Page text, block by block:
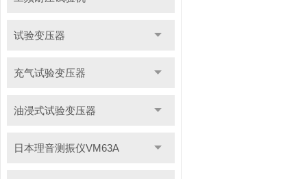
试验变压器
充气试验变压器
油浸式试验变压器
日本理音测振仪VM63A